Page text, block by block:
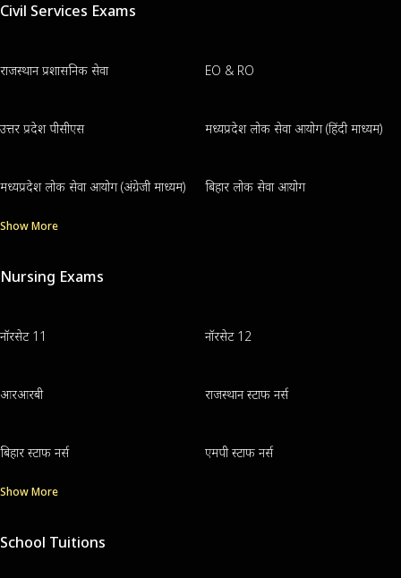
Civil Services Exams
राजस्थान प्रशासनिक सेवा EO & RO
उत्तर प्रदेश पीसीएस मध्यप्रदेश लोक सेवा आयोग (हिंदी माध्यम)
मध्यप्रदेश लोक सेवा आयोग (अंग्रेजी माध्यम) बिहार लोक सेवा आयोग
Show More
Nursing Exams
नॉरसेट 11 नॉरसेट 12
आरआरबी राजस्थान स्टाफ नर्स
बिहार स्टाफ नर्स एमपी स्टाफ नर्स
Show More
School Tuitions